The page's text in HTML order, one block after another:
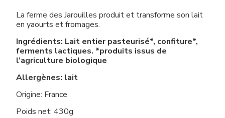
La ferme des Jarouilles produit et transforme son lait
en yaourts et fromages.
Ingrédients: Lait entier pasteurisé*, confiture*,
ferments lactiques. *produits issus de
l’agriculture biologique
Allergènes: lait
Origine: France
Poids net: 430g